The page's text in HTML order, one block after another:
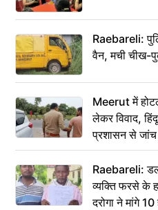
Raebareli:
वैन, मची चीख-
Meerut में
लेकर विवाद,
प्रशासन से जांच
Raebareli:
व्यक्ति फरसे के
दरोगा ने मांगे